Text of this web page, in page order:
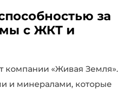
за
с ЖКТ и
компании «Живая Земля».
и минералами, которые